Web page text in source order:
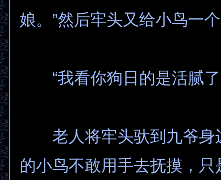
娘。”然后牢头又给小鸟一
“我看你狗日的是活腻了
老人将牢头驮到九爷身
的小鸟不敢用手去抚摸，只